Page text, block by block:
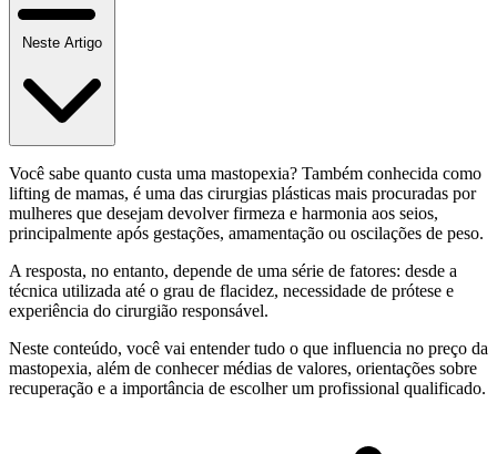
Neste Artigo
Você sabe quanto custa uma mastopexia? Também conhecida como
lifting de mamas, é uma das cirurgias plásticas mais procuradas por
mulheres que desejam devolver firmeza e harmonia aos seios,
principalmente após gestações, amamentação ou oscilações de peso.
A resposta, no entanto, depende de uma série de fatores: desde a
técnica utilizada até o grau de flacidez, necessidade de prótese e
experiência do cirurgião responsável.
Neste conteúdo, você vai entender tudo o que influencia no preço da
mastopexia, além de conhecer médias de valores, orientações sobre
recuperação e a importância de escolher um profissional qualificado.